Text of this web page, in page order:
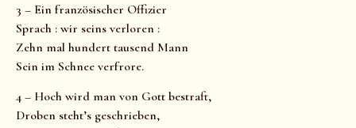
3 – Ein französischer Offizier
Sprach : wir seins verloren :
Zehn mal hundert tausend Mann
Sein im Schnee verfrore.
4 – Hoch wird man von Gott bestraft,
Droben steht’s geschrieben,